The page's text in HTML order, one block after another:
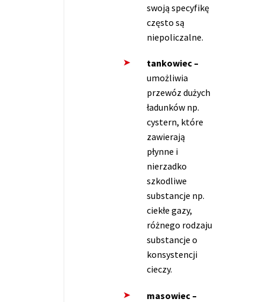
swoją specyfikę
często są
niepoliczalne.
tankowiec –
umożliwia
przewóz dużych
ładunków np.
cystern, które
zawierają
płynne i
nierzadko
szkodliwe
substancje np.
ciekłe gazy,
różnego rodzaju
substancje o
konsystencji
cieczy.
masowiec –